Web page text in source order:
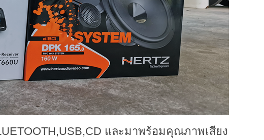
และมาพร้อมคุณภาพเสียง